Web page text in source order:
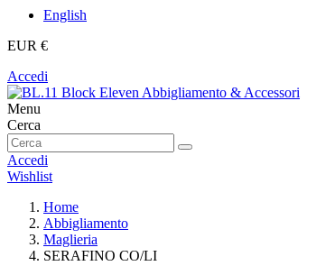
English
EUR €
Accedi
Menu
Cerca
Accedi
Wishlist
Home
Abbigliamento
Maglieria
SERAFINO CO/LI